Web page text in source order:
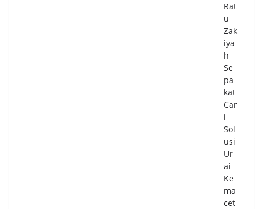
Rat
u
Zak
iya
h
Se
pa
kat
Car
i
Sol
usi
Ur
ai
Ke
ma
cet